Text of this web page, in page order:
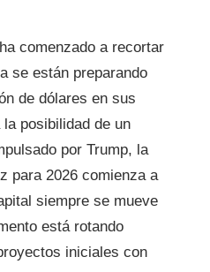
comenzado a recortar
se están preparando
de dólares en sus
posibilidad de un
por Trump, la
para 2026 comienza a
siempre se mueve
está rotando
iniciales con